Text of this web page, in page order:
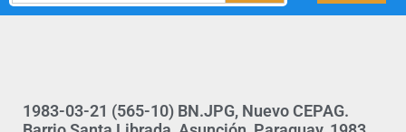
1983-03-21 (565-10) BN.JPG, Nuevo CEPAG.